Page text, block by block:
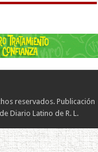
reservados. Publicación
Diario Latino de R. L.